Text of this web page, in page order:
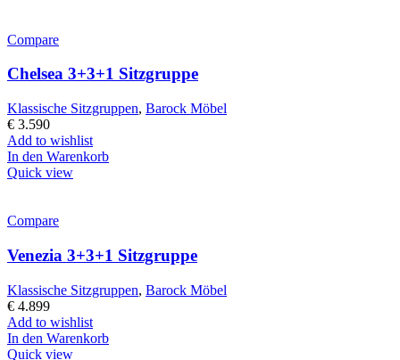
Compare
Chelsea 3+3+1 Sitzgruppe
Klassische Sitzgruppen, Barock Möbel
€ 3.590
Add to wishlist
In den Warenkorb
Quick view
Compare
Venezia 3+3+1 Sitzgruppe
Klassische Sitzgruppen, Barock Möbel
€ 4.899
Add to wishlist
In den Warenkorb
Quick view